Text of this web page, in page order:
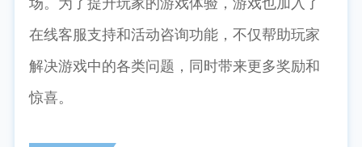
场。为了提升玩家的游戏体验，游戏也加入了
在线客服支持和活动咨询功能，不仅帮助玩家
解决游戏中的各类问题，同时带来更多奖励和
惊喜。